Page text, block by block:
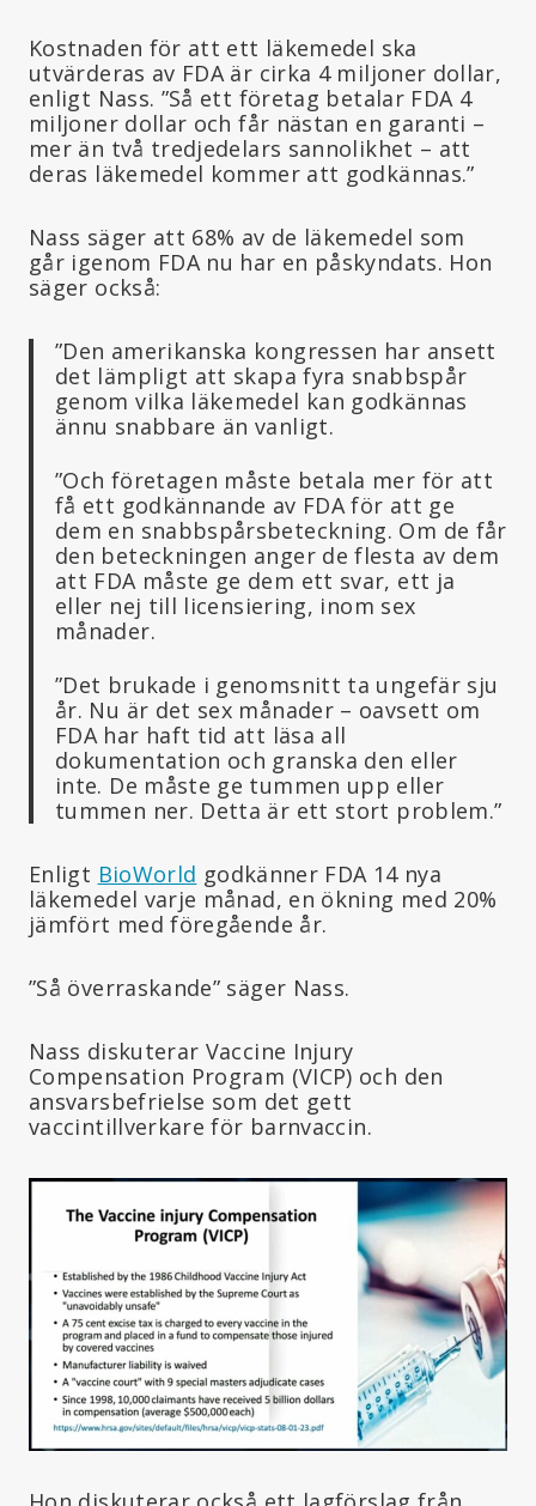
Kostnaden för att ett läkemedel ska
utvärderas av FDA är cirka 4 miljoner dollar,
enligt Nass. ”Så ett företag betalar FDA 4
miljoner dollar och får nästan en garanti –
mer än två tredjedelars sannolikhet – att
deras läkemedel kommer att godkännas.”
Nass säger att 68% av de läkemedel som
går igenom FDA nu har en påskyndats. Hon
säger också:
”Den amerikanska kongressen har ansett
det lämpligt att skapa fyra snabbspår
genom vilka läkemedel kan godkännas
ännu snabbare än vanligt.
”Och företagen måste betala mer för att
få ett godkännande av FDA för att ge
dem en snabbspårsbeteckning. Om de får
den beteckningen anger de flesta av dem
att FDA måste ge dem ett svar, ett ja
eller nej till licensiering, inom sex
månader.
”Det brukade i genomsnitt ta ungefär sju
år. Nu är det sex månader – oavsett om
FDA har haft tid att läsa all
dokumentation och granska den eller
inte. De måste ge tummen upp eller
tummen ner. Detta är ett stort problem.”
Enligt BioWorld godkänner FDA 14 nya
läkemedel varje månad, en ökning med 20%
jämfört med föregående år.
”Så överraskande” säger Nass.
Nass diskuterar Vaccine Injury
Compensation Program (VICP) och den
ansvarsbefrielse som det gett
vaccintillverkare för barnvaccin.